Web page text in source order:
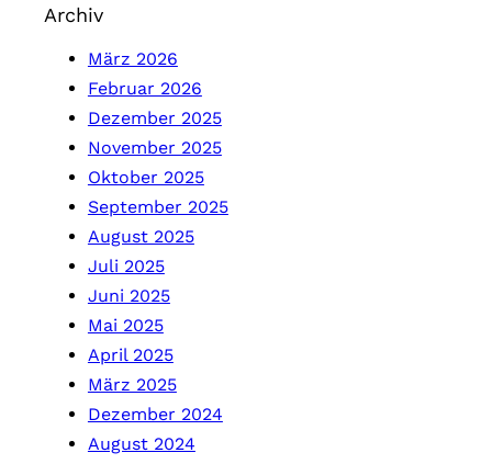
Archiv
März 2026
Februar 2026
Dezember 2025
November 2025
Oktober 2025
September 2025
August 2025
Juli 2025
Juni 2025
Mai 2025
April 2025
März 2025
Dezember 2024
August 2024